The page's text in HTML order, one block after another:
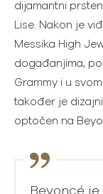
dijamantni
Lise. Nakon je
Messika High
događanjima,
Grammy i u
također je
optočen na
Beyoncé